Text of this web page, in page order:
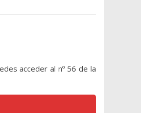
acceder al nº 56 de la